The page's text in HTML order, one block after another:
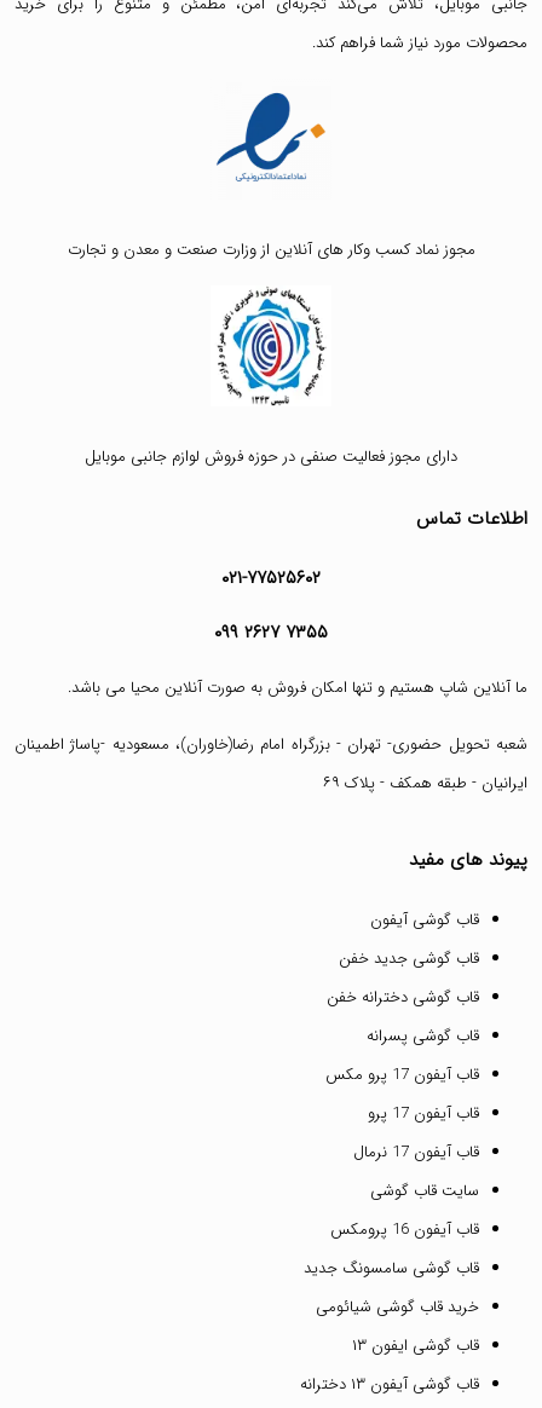
محصولات مورد نیاز شما فراهم کند.
مجوز نماد کسب وکار های آنلاین از وزارت صنعت و معدن و تجارت
دارای مجوز فعالیت صنفی در حوزه فروش لوازم جانبی موبایل
اطلاعات تماس
۰۲۱-۷۷۵۲۵۶۰۲
۰۹۹ ۲۶۲۷ ۷۳۵۵
ما آنلاین شاپ هستیم و تنها امکان فروش به صورت آنلاین محیا می باشد.
شعبه تحویل حضوری- تهران - بزرگراه امام رضا(خاوران)، مسعودیه -پاساژ اطمینان
ایرانیان - طبقه همکف - پلاک ۶۹
پیوند های مفید
قاب گوشی آیفون
قاب گوشی جدید خفن
قاب گوشی دخترانه خفن
قاب گوشی پسرانه
قاب آیفون 17 پرو مکس
قاب آیفون 17 پرو
قاب آیفون 17 نرمال
سایت قاب گوشی
قاب آیفون 16 پرومکس
قاب گوشی سامسونگ جدید
خرید قاب گوشی شیائومی
قاب گوشی ایفون ۱۳
قاب گوشی آیفون ۱۳ دخترانه